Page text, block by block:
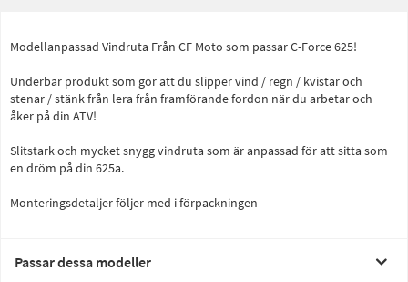
Modellanpassad Vindruta Från CF Moto som passar C-Force 625!
Underbar produkt som gör att du slipper vind / regn / kvistar och
stenar / stänk från lera från framförande fordon när du arbetar och
åker på din ATV!
Slitstark och mycket snygg vindruta som är anpassad för att sitta som
en dröm på din 625a.
Monteringsdetaljer följer med i förpackningen
Passar dessa modeller